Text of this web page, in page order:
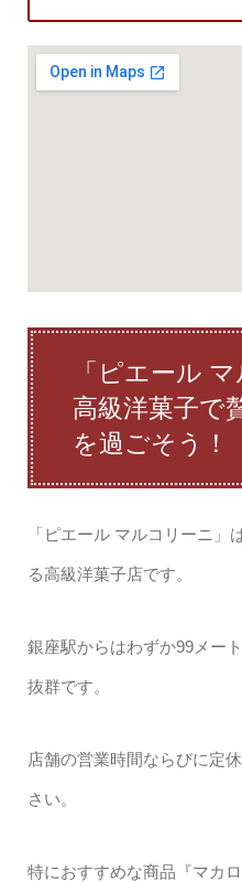
「ピエール
高級洋菓子で
を過ごそう！
「ピエール マルコリーニ」
る高級洋菓子店です。
銀座駅からはわずか99メー
抜群です。
店舗の営業時間ならびに定
さい。
特におすすめな商品『マカ